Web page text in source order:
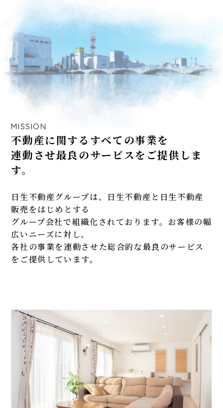
MISSION
不動産に関するすべての事業を
連動させ最良のサービスをご提供しま
す。
日生不動産グループは、日生不動産と日生不動産
販売をはじめとする
グループ会社で組織化されております。お客様の幅
広いニーズに対し、
各社の事業を連動させた総合的な最良のサービス
をご提供しています。